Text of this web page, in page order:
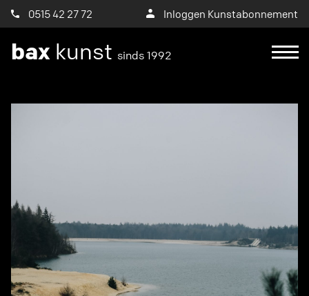
0515 42 27 72 Inloggen Kunstabonnement
bax kunst sinds 1992